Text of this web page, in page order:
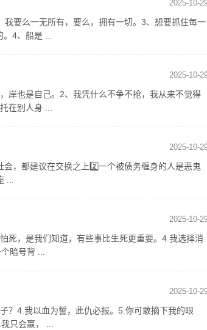
2025-10-
要么一无所有，要么，拥有一切。3、想要抓住每一
4、船是 ...
2025-10-
岸也是自己。2、我凭什么不争不抢，我从来不觉得
在别人身 ...
2025-10-
，都建议在交换之上2️⃣一个被债务缠身的人是恶鬼
...
2025-10-
死，是我们知道，有些事比生死更重要。4.我选择消
暗号背 ...
2025-10-
？4.我以血为誓，此仇必报。5.你可敢摘下我的眼
只会赢， ...